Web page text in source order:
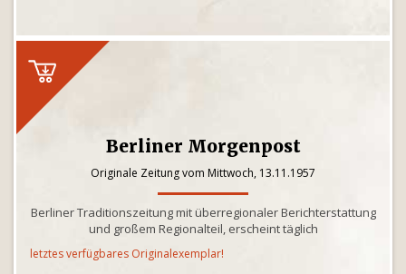
Berliner Morgenpost
Originale Zeitung vom Mittwoch, 13.11.1957
Berliner Traditionszeitung mit überregionaler Berichterstattung
und großem Regionalteil, erscheint täglich
letztes verfügbares Originalexemplar!